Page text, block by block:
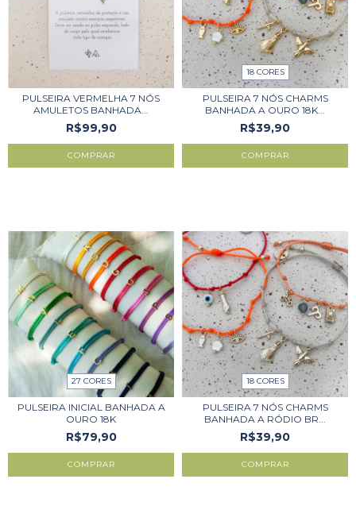
PULSEIRA VERMELHA 7 NÓS
AMULETOS BANHADA...
R$99,90
18 CORES
PULSEIRA 7 NÓS CHARMS
BANHADA A OURO 18K...
R$39,90
COMPRAR
27 CORES
PULSEIRA INICIAL BANHADA A
OURO 18K
R$79,90
COMPRAR
18 CORES
PULSEIRA 7 NÓS CHARMS
BANHADA A RÓDIO BR...
R$39,90
COMPRAR